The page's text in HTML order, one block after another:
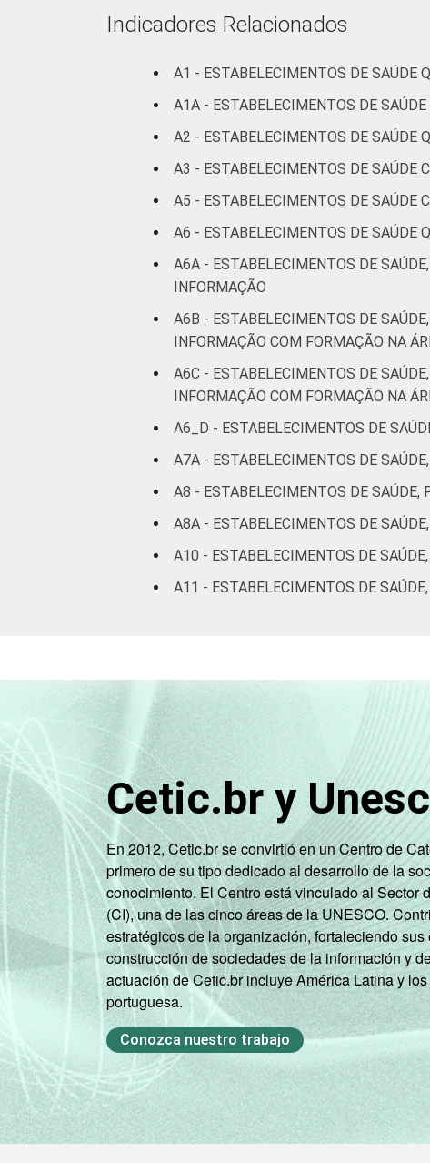
IDENTIFICAÇÃO DE
SAÚDE
Não UBS
Interior
tecnologias de informação e
Indicadores Relacionados
A1 - ESTABELECIMENTOS DE SAÚDE
A1A - ESTABELECIMENTOS DE
A2 - ESTABELECIMENTOS DE SAÚDE
A3 - ESTABELECIMENTOS DE SAÚDE
A5 - ESTABELECIMENTOS DE SAÚDE
A6 - ESTABELECIMENTOS DE SAÚDE
A6A - ESTABELECIMENTOS DE
INFORMAÇÃO
A6B - ESTABELECIMENTOS DE
INFORMAÇÃO COM FORMAÇÃO NA
A6C - ESTABELECIMENTOS DE
INFORMAÇÃO COM FORMAÇÃO NA
A6_D - ESTABELECIMENTOS DE
A7A - ESTABELECIMENTOS DE
A8 - ESTABELECIMENTOS DE SAÚDE,
A8A - ESTABELECIMENTOS DE
A10 - ESTABELECIMENTOS DE
A11 - ESTABELECIMENTOS DE
Cetic.br y
En 2012, Cetic.br se convirtió en un Centro de
primero de su tipo dedicado al desarrollo de la
conocimiento. El Centro está vinculado al Sector
(CI), una de las cinco áreas de la UNESCO.
estratégicos de la organización, fortaleciendo
construcción de sociedades de la información y
actuación de Cetic.br incluye América Latina y
portuguesa.
Conozca nuestro trabajo